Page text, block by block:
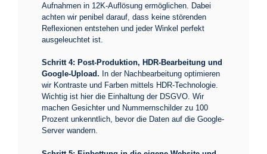
Aufnahmen in 12K-Auflösung ermöglichen. Dabei
achten wir penibel darauf, dass keine störenden
Reflexionen entstehen und jeder Winkel perfekt
ausgeleuchtet ist.
Schritt 4: Post-Produktion, HDR-Bearbeitung und
Google-Upload. In der Nachbearbeitung optimieren
wir Kontraste und Farben mittels HDR-Technologie.
Wichtig ist hier die Einhaltung der DSGVO. Wir
machen Gesichter und Nummernschilder zu 100
Prozent unkenntlich, bevor die Daten auf die Google-
Server wandern.